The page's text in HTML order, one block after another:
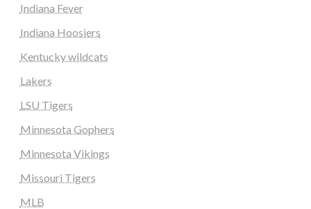
Indiana Fever
Indiana Hoosiers
Kentucky wildcats
Lakers
LSU Tigers
Minnesota Gophers
Minnesota Vikings
Missouri Tigers
MLB